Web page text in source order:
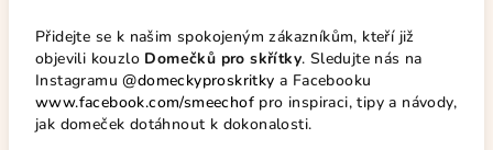
Přidejte se k našim spokojeným zákazníkům, kteří již
objevili kouzlo Domečků pro skřítky. Sledujte nás na
Instagramu@domeckyproskritky a Facebooku
www.facebook.com/smeechof pro inspiraci, tipy a návody,
jak domeček dotáhnout k dokonalosti.